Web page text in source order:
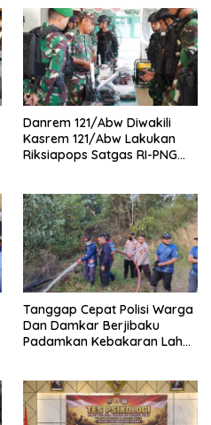
Danrem 121/Abw Diwakili
Kasrem 121/Abw Lakukan
Riksiapops Satgas RI-PNG
Tanggap Cepat Polisi Warga
Dan Damkar Berjibaku
Padamkan Kebakaran Lahan